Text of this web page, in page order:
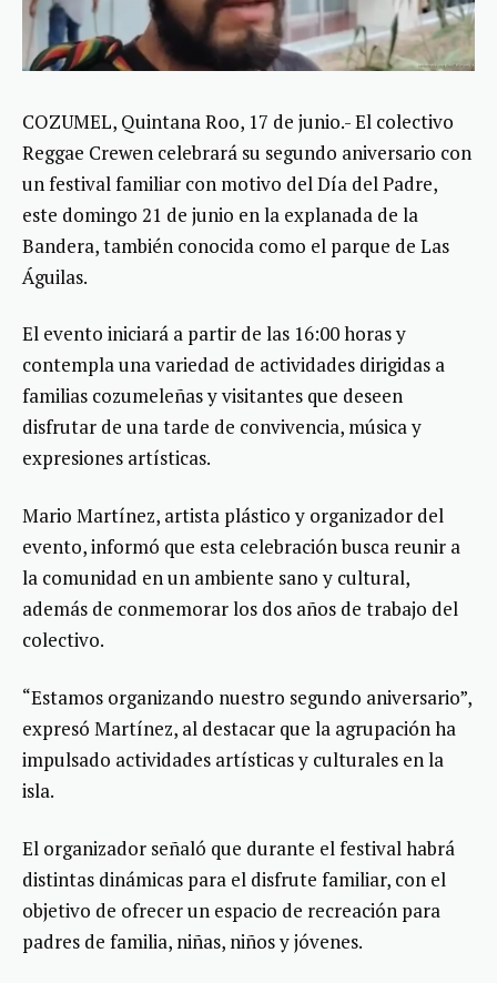
COZUMEL, Quintana Roo, 17 de junio.- El colectivo
Reggae Crewen celebrará su segundo aniversario con
un festival familiar con motivo del Día del Padre,
este domingo 21 de junio en la explanada de la
Bandera, también conocida como el parque de Las
Águilas.
El evento iniciará a partir de las 16:00 horas y
contempla una variedad de actividades dirigidas a
familias cozumeleñas y visitantes que deseen
disfrutar de una tarde de convivencia, música y
expresiones artísticas.
Mario Martínez, artista plástico y organizador del
evento, informó que esta celebración busca reunir a
la comunidad en un ambiente sano y cultural,
además de conmemorar los dos años de trabajo del
colectivo.
“Estamos organizando nuestro segundo aniversario”,
expresó Martínez, al destacar que la agrupación ha
impulsado actividades artísticas y culturales en la
isla.
El organizador señaló que durante el festival habrá
distintas dinámicas para el disfrute familiar, con el
objetivo de ofrecer un espacio de recreación para
padres de familia, niñas, niños y jóvenes.